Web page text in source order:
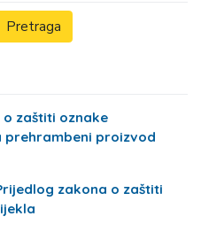
o zaštiti oznake
proizvod
zakona o zaštiti